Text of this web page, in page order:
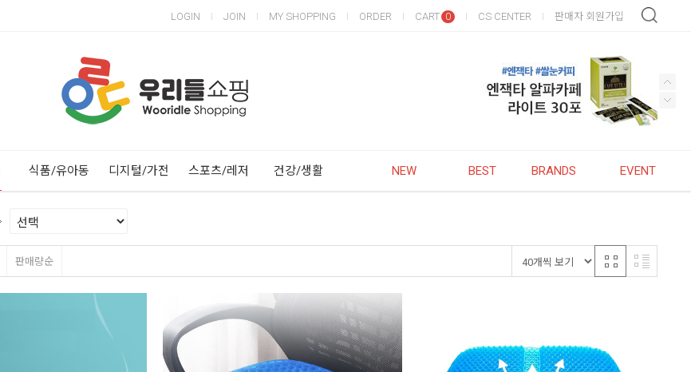
LOGIN JOIN MY SHOPPING ORDER CART 0 CS CENTER 판매자 회원가입
식품/유아동 디지털/가전 스포츠/레저 건강/생활 NEW BEST BRANDS EVENT
판매량순